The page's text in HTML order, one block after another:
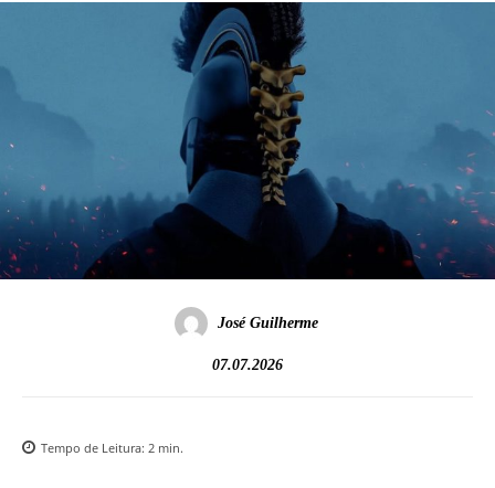
José Guilherme
07.07.2026
Tempo de Leitura: 2 min.